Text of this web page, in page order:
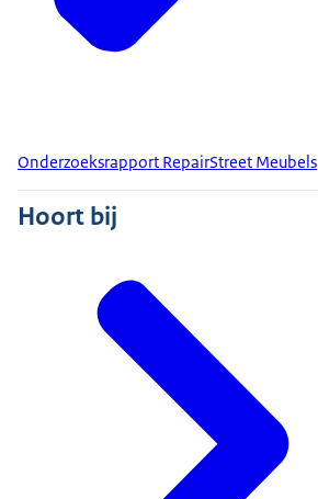
Onderzoeksrapport RepairStreet Meubels
Hoort bij